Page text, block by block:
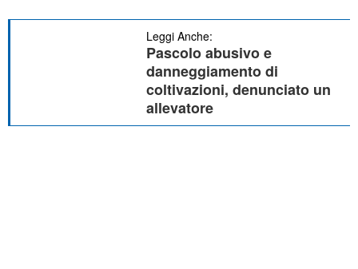
Leggi Anche:
Pascolo abusivo e
danneggiamento di
coltivazioni, denunciato un
allevatore